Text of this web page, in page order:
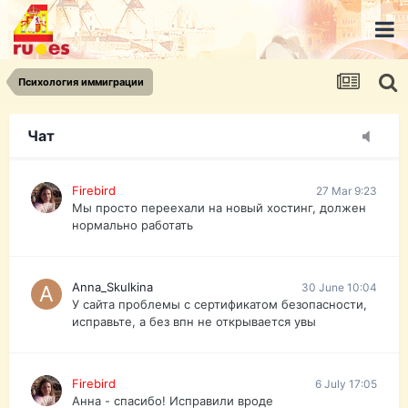
Психология иммиграции
Чат
urist.dokument@gmail.com
https://pasport-ua.com/
Телеграмм @uristpassua
Firebird
Друзья - из России без VPN сайт и форум
Firebird 27 Mar 9:23
Мы просто переехали на новый хостинг, должен
нормально работать
Anna_Skulkina 30 June 10:04
У сайта проблемы с сертификатом безопасности,
исправьте, а без впн не открывается увы
Firebird 6 July 17:05
Анна - спасибо! Исправили вроде